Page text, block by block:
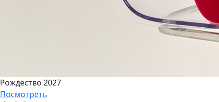
Рождество 2027
Посмотреть